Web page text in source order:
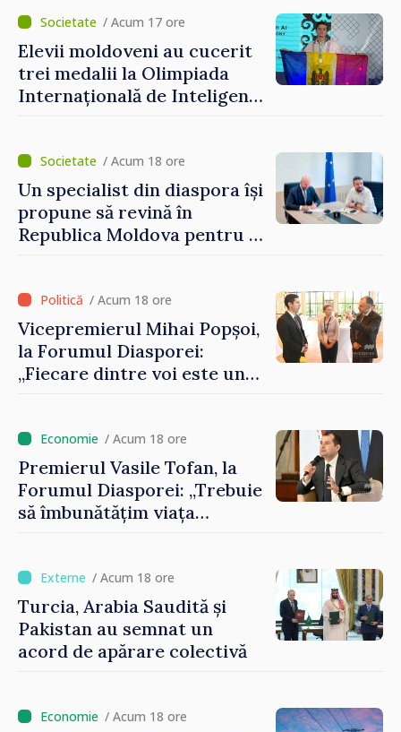
Grosu: „Este important să
depășim blocajele și să dăm o
șansă localităților să se
dezvolte”
/ Acum 17 ore
Elevii moldoveni au cucerit
trei medalii la Olimpiada
Internațională de Inteligență
/ Acum 18 ore
Un specialist din diaspora își
propune să revină în
Republica Moldova pentru a
/ Acum 18 ore
Vicepremierul Mihai Popșoi,
la Forumul Diasporei:
„Fiecare dintre voi este un
imaginii Republicii Moldova”
/ Acum 18 ore
Premierul Vasile Tofan, la
Forumul Diasporei: „Trebuie
să îmbunătățim viața
/ Acum 18 ore
Turcia, Arabia Saudită și
Pakistan au semnat un
acord de apărare colectivă
/ Acum 18 ore